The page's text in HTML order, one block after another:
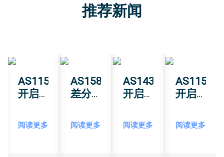
推荐新闻
AS1151
开启
智能
感应
阅读更多
AS1582T
差分
输出
GaAs
阅读更多
AS1430
开启
度角
度测
阅读更多
AS1151
开启
智能
感应
阅读更多